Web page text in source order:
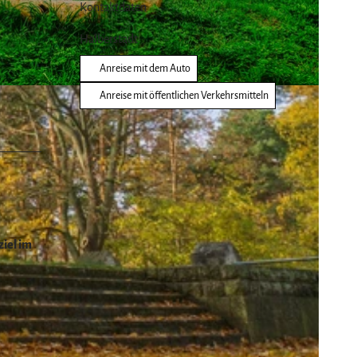
im
Kontaktdaten
Halberstadt
Anreise mit dem Auto
Anreise mit öffentlichen Verkehrsmitteln